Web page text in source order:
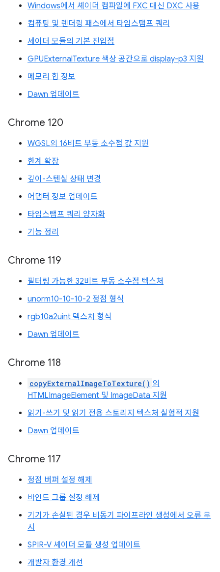
Windows에서 셰이더 컴파일에 FXC 대신 DXC 사용
컴퓨팅 및 렌더링 패스에서 타임스탬프 쿼리
셰이더 모듈의 기본 진입점
GPUExternalTexture 색상 공간으로 display-p3 지원
메모리 힙 정보
Dawn 업데이트
Chrome 120
WGSL의 16비트 부동 소수점 값 지원
한계 확장
깊이-스텐실 상태 변경
어댑터 정보 업데이트
타임스탬프 쿼리 양자화
기능 정리
Chrome 119
필터링 가능한 32비트 부동 소수점 텍스처
unorm10-10-10-2 정점 형식
rgb10a2uint 텍스처 형식
Dawn 업데이트
Chrome 118
copyExternalImageToTexture() 의
HTMLImageElement 및 ImageData 지원
읽기-쓰기 및 읽기 전용 스토리지 텍스처 실험적 지원
Dawn 업데이트
Chrome 117
정점 버퍼 설정 해제
바인드 그룹 설정 해제
기기가 손실된 경우 비동기 파이프라인 생성에서 오류 무
시
SPIR-V 셰이더 모듈 생성 업데이트
개발자 환경 개선